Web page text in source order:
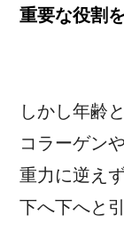
重要な役割
しかし年齢
コラーゲン
重力に逆え
下へ下へと